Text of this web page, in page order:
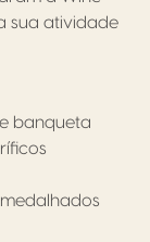
sua atividade
banqueta